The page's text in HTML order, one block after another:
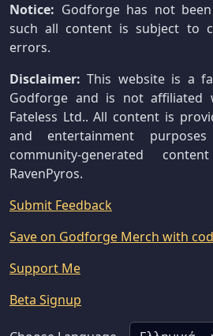
Notice: Godforge has not
such all content is subject to
errors.
Disclaimer: This website is a
Godforge and is not affiliated
Fateless Ltd.. All content is
and entertainment
community-generated
RavenPyros.
Submit Feedback
Save on Godforge Merch with
Support Me
Beta Signup